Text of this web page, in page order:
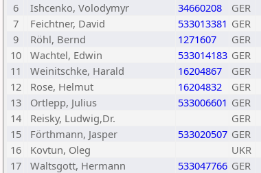
6
Ishcenko, Volodymyr 34660208 GER
7
Feichtner, David 533013381 GER
9
Röhl, Bernd 1271607 GER
10
Wachtel, Edwin 533014183 GER
11
Weinitschke, Harald 16204867 GER
12
Rose, Helmut 16204832 GER
13
Ortlepp, Julius 533006601 GER
14
Reisky, Ludwig,Dr. GER
15
Förthmann, Jasper 533020507 GER
16
Kovtun, Oleg UKR
17
Waltsgott, Hermann 533047766 GER